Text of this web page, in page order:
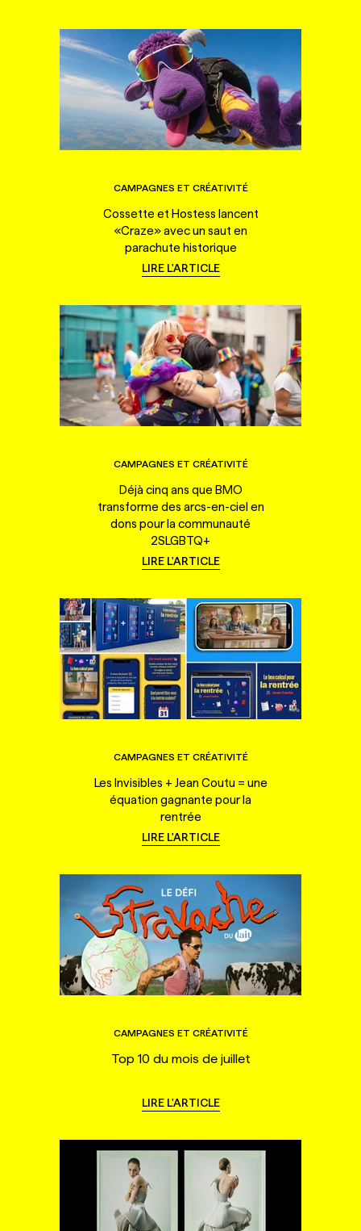
CAMPAGNES ET CRÉATIVITÉ
Cossette et Hostess lancent
«Craze» avec un saut en
parachute historique
LIRE L'ARTICLE
CAMPAGNES ET CRÉATIVITÉ
Déjà cinq ans que BMO
transforme des arcs-en-ciel en
dons pour la communauté
2SLGBTQ+
LIRE L'ARTICLE
CAMPAGNES ET CRÉATIVITÉ
Les Invisibles + Jean Coutu = une
équation gagnante pour la
rentrée
LIRE L'ARTICLE
CAMPAGNES ET CRÉATIVITÉ
Top 10 du mois de juillet
LIRE L'ARTICLE